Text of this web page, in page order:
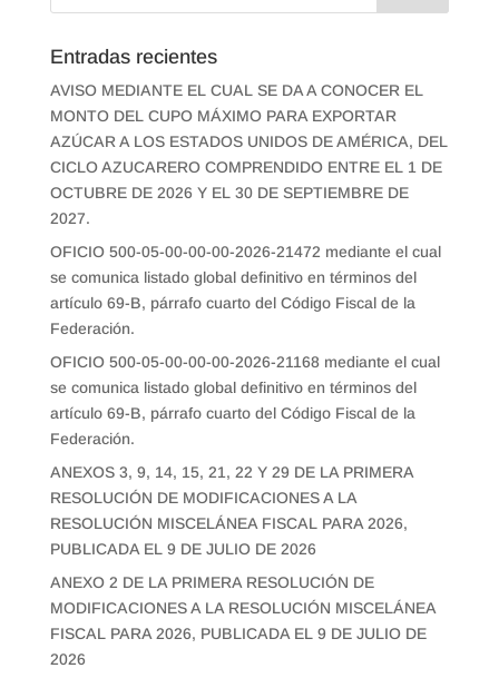
Entradas recientes
AVISO MEDIANTE EL CUAL SE DA A CONOCER EL
MONTO DEL CUPO MÁXIMO PARA EXPORTAR
AZÚCAR A LOS ESTADOS UNIDOS DE AMÉRICA, DEL
CICLO AZUCARERO COMPRENDIDO ENTRE EL 1 DE
OCTUBRE DE 2026 Y EL 30 DE SEPTIEMBRE DE
2027.
OFICIO 500-05-00-00-00-2026-21472 mediante el cual
se comunica listado global definitivo en términos del
artículo 69-B, párrafo cuarto del Código Fiscal de la
Federación.
OFICIO 500-05-00-00-00-2026-21168 mediante el cual
se comunica listado global definitivo en términos del
artículo 69-B, párrafo cuarto del Código Fiscal de la
Federación.
ANEXOS 3, 9, 14, 15, 21, 22 Y 29 DE LA PRIMERA
RESOLUCIÓN DE MODIFICACIONES A LA
RESOLUCIÓN MISCELÁNEA FISCAL PARA 2026,
PUBLICADA EL 9 DE JULIO DE 2026
ANEXO 2 DE LA PRIMERA RESOLUCIÓN DE
MODIFICACIONES A LA RESOLUCIÓN MISCELÁNEA
FISCAL PARA 2026, PUBLICADA EL 9 DE JULIO DE
2026